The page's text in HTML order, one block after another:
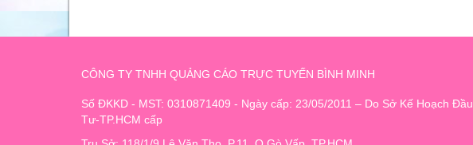
CÔNG TY TNHH QUẢNG CÁO TRỰC TUYẾN BÌNH MINH
Số ĐKKD - MST: 0310871409 - Ngày cấp: 23/05/2011 – Do Sở Kế Hoạch Đầu
Tư-TP.HCM cấp